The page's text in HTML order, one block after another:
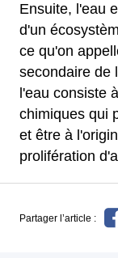
Ensuite, l'eau
d'un
ce qu'on
secondaire de
l'eau consiste
chimiques qui
et être à
prolifération
Partager l’article :